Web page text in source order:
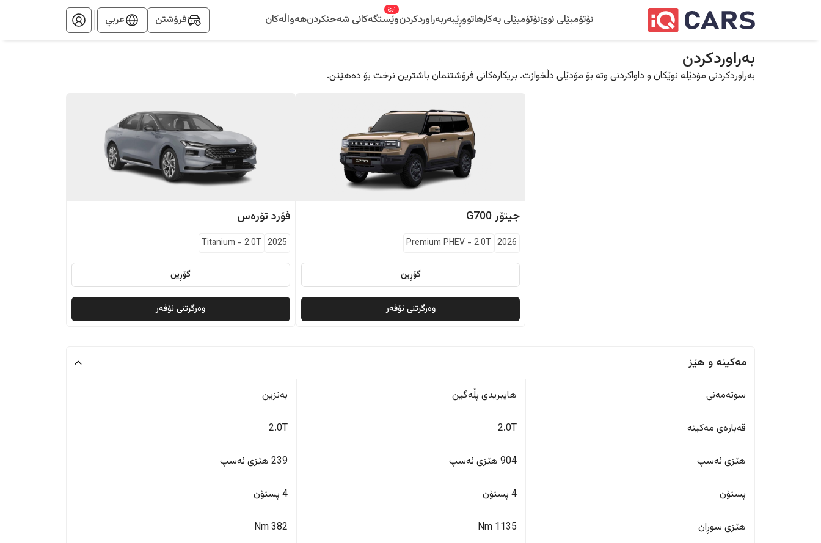
ئۆتۆمبێلی نوێئۆتۆمبێلی بەکارهاتووڕێبەربەراوردکردنوێستگەکانی شەحنکردن
نوێ
هەواڵەکان فرۆشتن عربي
بەراوردکردن
بەراوردکردنی مۆدێلە نوێکان و داواکردنی وتە بۆ مۆدێلی دڵخوازت. بریکارەکانی فرۆشتنمان باشترین نرخت بۆ دەهێنن.
جیتۆرG700
2026
Premium PHEV - 2.0T
گۆڕین
وەرگرتنی ئۆفەر
فۆرد تۆرەس
2025
Titanium - 2.0T
گۆڕین
وەرگرتنی ئۆفەر
مەکینە و هێز
سوتەمەنی هایبریدی پڵەگین بەنزین
قەبارەی مەکینە 2.0T
2.0T
هێزی ئەسپ 904 هێزی ئەسپ 239 هێزی ئەسپ
پستۆن 4 پستۆن 4 پستۆن
هێزی سوڕان 1135 Nm
382 Nm